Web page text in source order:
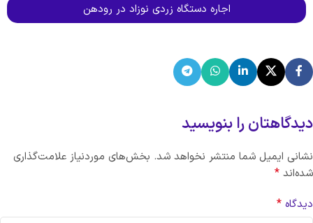
اجاره دستگاه زردی نوزاد در رودهن
دیدگاهتان را بنویسید
نشانی ایمیل شما منتشر نخواهد شد. بخش‌های موردنیاز علامت‌گذاری
شده‌اند *
دیدگاه *